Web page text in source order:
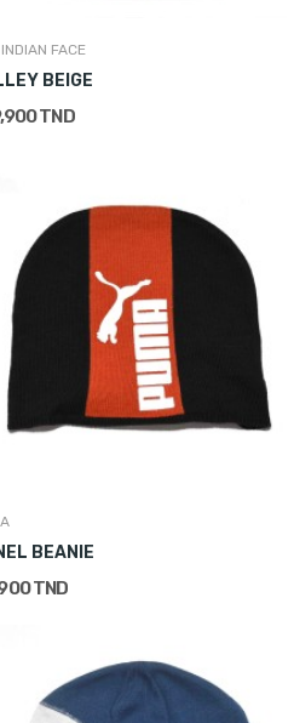
FACE
BEIGE
TND
BEANIE
TND